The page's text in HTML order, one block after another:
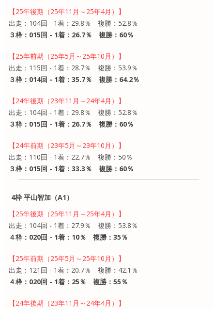
【25年後期（25年11月～25年4月）】
出走：104回 - 1着：29.8％ 複勝：52.8％
３枠：015回 - 1着：26.7％ 複勝：60％
【25年前期（25年5月～25年10月）】
出走：115回 - 1着：28.7％ 複勝：53.9％
３枠：014回 - 1着：35.7％ 複勝：64.2％
【24年後期（23年11月～24年4月）】
出走：104回 - 1着：29.8％ 複勝：52.8％
３枠：015回 - 1着：26.7％ 複勝：60％
【24年前期（23年5月～23年10月）】
出走：110回 - 1着：22.7％ 複勝：50％
３枠：015回 - 1着：33.3％ 複勝：60％
4枠 平山智加（A1）
【25年後期（25年11月～25年4月）】
出走：104回 - 1着：27.9％ 複勝：53.8％
４枠：020回 - 1着：10％ 複勝：35％
【25年前期（25年5月～25年10月）】
出走：121回 - 1着：20.7％ 複勝：42.1％
４枠：020回 - 1着：25％ 複勝：55％
【24年後期（23年11月～24年4月）】